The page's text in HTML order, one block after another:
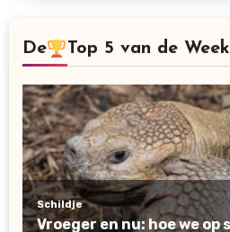
De Top 5 van de Week